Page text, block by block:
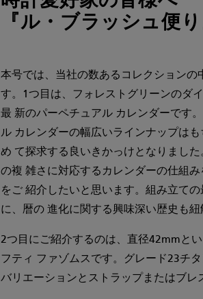
『ル・ブラッシュ便
本号では、当社の数あるコレクションの
す。1つ目は、フォレストグリーンのダ
最 新のパーペチュアル カレンダーです
ル カレンダーの幅広いラインナップは
め て探求する良いきかっけとなりまし
の複 雑さに対応するカレンダーの仕組
をご 紹介したいと思います。組み立て
に、暦の 進化に関する興味深い歴史も紐
2つ目にご紹介するのは、直径42mmと
フティ ファゾムスです。グレード23チ
バリエーションとストラップまたはブレ